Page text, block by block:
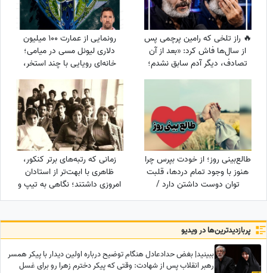
🔥 راز تلخی که رامین پرچمی پس
از سال‌ها فاش کرد: «بعد از آن
تصادف، دیگر آدم سابق نشدم؛
رونمایی از عمارت 100 میلیون
دلاری لیونل مسی در میامی؛
خانه‌ای رویایی با چند استخر،
طالع‌بینی روز؛ از خودت بپرس چرا
هنوز با وجود تمام دردها، قلبت
توان دوست داشتن دارد /
زمانی که رتبه‌های برتر کنکور،
ظاهری با ابهت‌تر از استادان
امروزی داشتند؛ نگاهی به تیپ و
پربازدید‌ترین‌ها در ویدیو
ببینید| بغض حدادعادل هنگام توضیح درباره اولین دیدار با پیکر همسر
رهبر انقلاب پس از شهادت: وقتی که پیکر دخترم زهرا رو برای غسل